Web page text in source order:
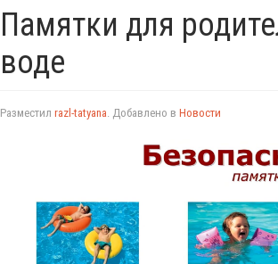
Памятки для
воде
Разместил razl-tatyana. Добавлено в Новости